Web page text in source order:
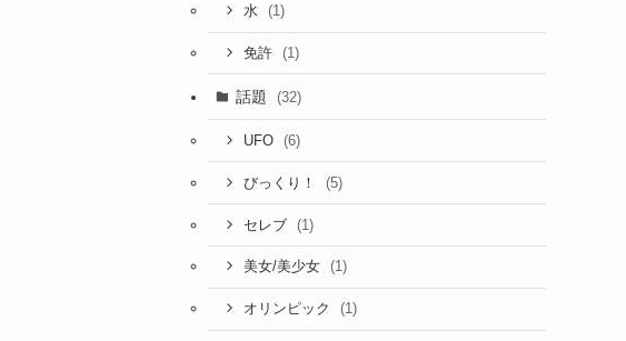
水 (1)
免許 (1)
話題 (32)
UFO (6)
びっくり！ (5)
セレブ (1)
美女/美少女 (1)
オリンピック (1)